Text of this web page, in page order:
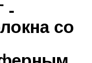
-
со